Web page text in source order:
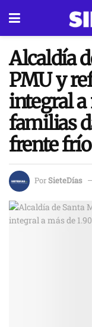
Alcaldía
PMU y
integral a
familias
frente frío
PorSieteDías